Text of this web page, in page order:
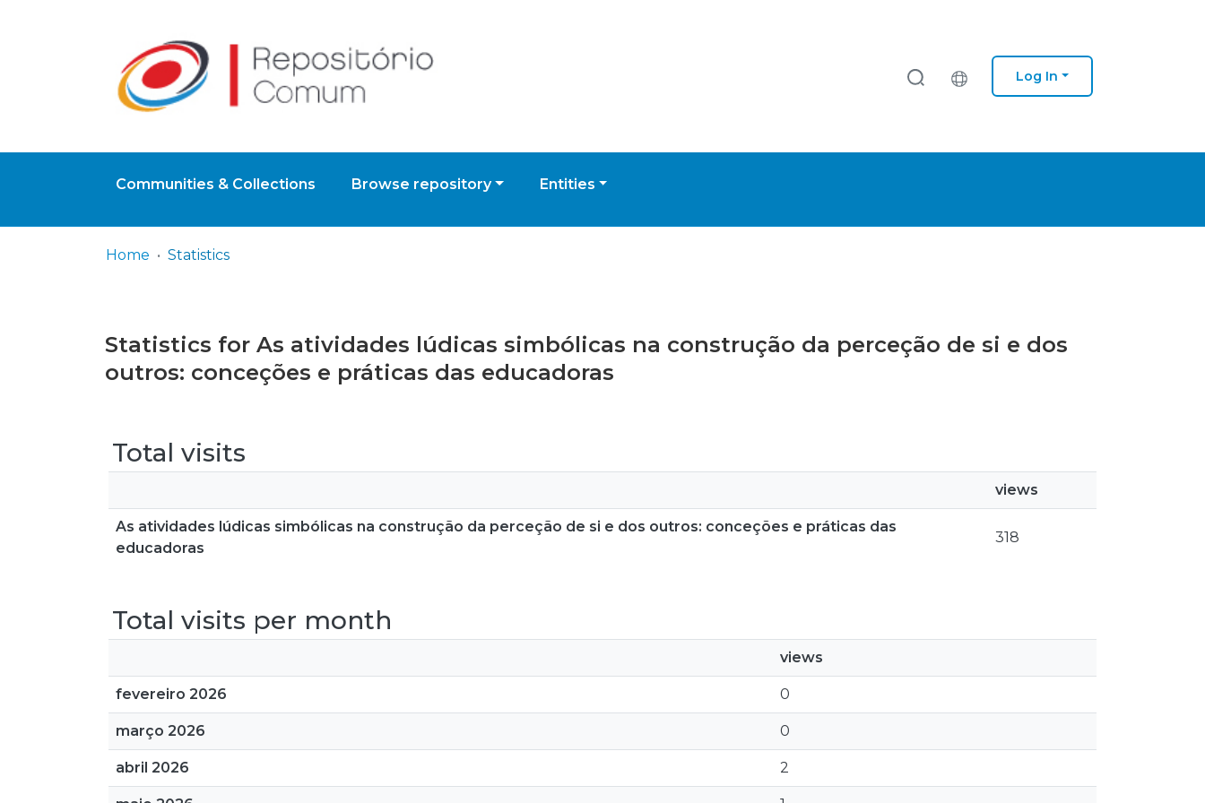
Log In
Communities & Collections Browse repository Entities
Home Statistics
Statistics for As atividades lúdicas simbólicas na construção da perceção de si e dos
outros: conceções e práticas das educadoras
Total visits
views
As atividades lúdicas simbólicas na construção da perceção de si e dos outros: conceções e práticas das
educadoras
318
Total visits per month
views
fevereiro 2026 0
março 2026 0
abril 2026 2